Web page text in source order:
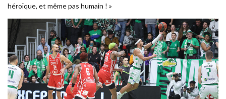
héroïque, et même pas humain ! »